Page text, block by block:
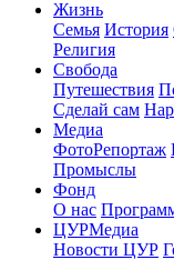
Жизнь
Семья История
Религия
Свобода
Путешествия
Сделай сам
Медиа
ФотоРепортаж
Промыслы
Фонд
О нас
ЦУРМедиа
Новости ЦУР